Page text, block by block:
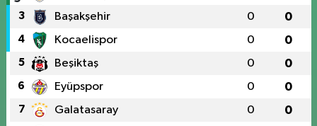
3 Başakşehir 0 0
4 Kocaelispor 0 0
5 Beşiktaş 0 0
6 Eyüpspor 0 0
7 Galatasaray 0 0